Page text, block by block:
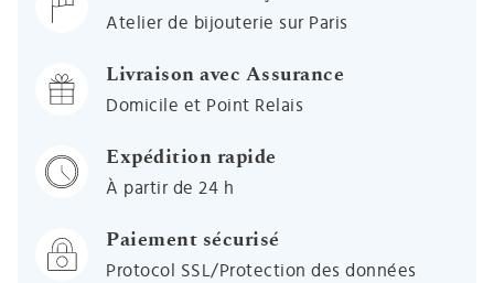
Atelier de bijouterie sur Paris
Livraison avec Assurance
Domicile et Point Relais
Expédition rapide
À partir de 24 h
Paiement sécurisé
Protocol SSL/Protection des données